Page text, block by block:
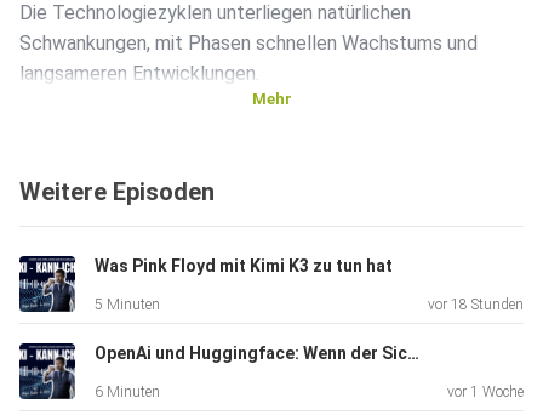
Die Technologiezyklen unterliegen natürlichen
Schwankungen, mit Phasen schnellen Wachstums und
langsameren Entwicklungen.
Erwartungshaltung, die zu Enttäuschungen führt.Ein
Alltag, insbesondere das Verstehen großer
Dokumentenmengen oder komplexen Wissens.
Es scheint, dass die Stimmung sich mal wieder überhitzt,
Mehr
Weitere Episoden
Was Pink Floyd mit Kimi K3 zu tun hat
5 Minuten vor 18 Stunden
OpenAi und Huggingface: Wenn der Sicherheitstest zum Sicherheitsvorfall wird
6 Minuten vor 1 Woche